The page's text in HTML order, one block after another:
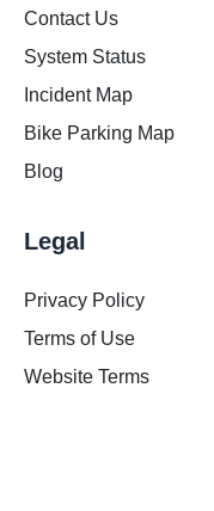
Contact Us
System Status
Incident Map
Bike Parking Map
Blog
Legal
Privacy Policy
Terms of Use
Website Terms